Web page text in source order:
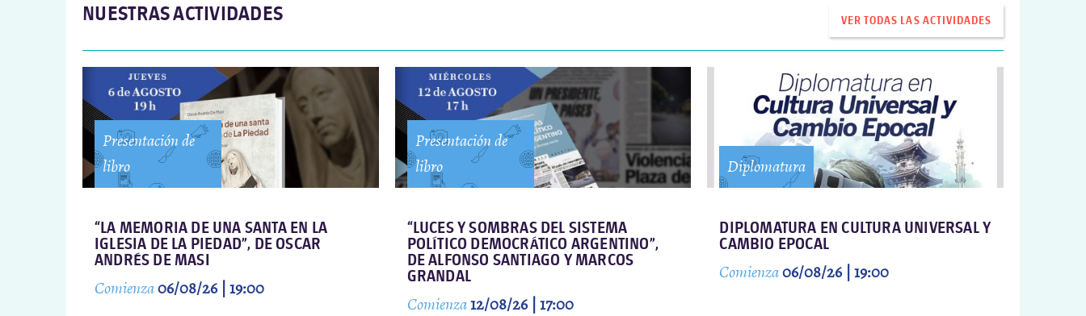
NUESTRAS ACTIVIDADES VER TODAS LAS ACTIVIDADES
Presentación de
libro
“LA MEMORIA DE UNA SANTA EN LA
IGLESIA DE LA PIEDAD”, DE OSCAR
ANDRÉS DE MASI
Comienza06/08/26 | 19:00
Presentación de
libro
“LUCES Y SOMBRAS DEL SISTEMA
POLÍTICO DEMOCRÁTICO ARGENTINO”,
DE ALFONSO SANTIAGO Y MARCOS
GRANDAL
Comienza12/08/26 | 17:00
Diplomatura
DIPLOMATURA EN CULTURA UNIVERSAL Y
CAMBIO EPOCAL
Comienza06/08/26 | 19:00